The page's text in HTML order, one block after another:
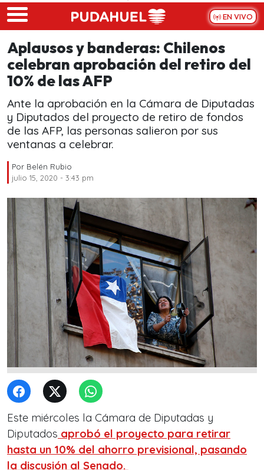
Skip to main content
EN VIVO
Aplausos y banderas: Chilenos
celebran aprobación del retiro del
10% de las AFP
Ante la aprobación en la Cámara de Diputadas
y Diputados del proyecto de retiro de fondos
de las AFP, las personas salieron por sus
ventanas a celebrar.
Por Belén Rubio
julio 15, 2020 - 3:43 pm
Este miércoles la Cámara de Diputadas y
Diputados aprobó el proyecto para retirar
hasta un 10% del ahorro previsional, pasando
la discusión al Senado.